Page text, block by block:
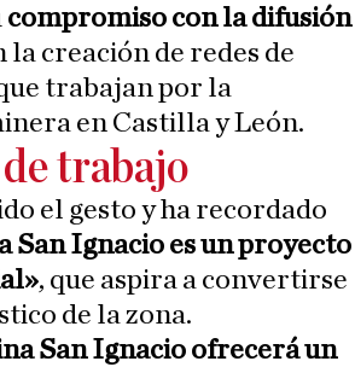
compromiso con la difusión
la creación de redes de
trabajan por la
en Castilla y León.
trabajo
el gesto y ha recordado
San Ignacio es un proyecto
, que aspira a convertirse
de la zona.
San Ignacio ofrecerá un